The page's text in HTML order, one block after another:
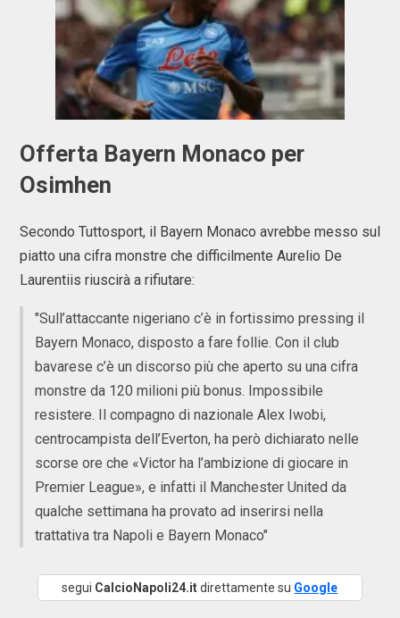
Offerta Bayern Monaco per
Osimhen
Secondo Tuttosport, il Bayern Monaco avrebbe messo sul
piatto una cifra monstre che difficilmente Aurelio De
Laurentiis riuscirà a rifiutare:
"Sull’attaccante nigeriano c’è in fortissimo pressing il
Bayern Monaco, disposto a fare follie. Con il club
bavarese c’è un discorso più che aperto su una cifra
monstre da 120 milioni più bonus. Impossibile
resistere. Il compagno di nazionale Alex Iwobi,
centrocampista dell’Everton, ha però dichiarato nelle
scorse ore che «Victor ha l’ambizione di giocare in
Premier League», e infatti il Manchester United da
qualche settimana ha provato ad inserirsi nella
trattativa tra Napoli e Bayern Monaco"
segui CalcioNapoli24.itdirettamente su Google